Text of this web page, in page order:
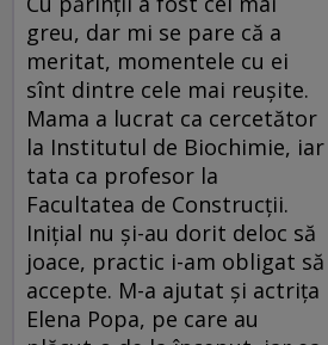
greu, dar mi se pare că a
meritat, momentele cu ei
sînt dintre cele mai reuşite.
Mama a lucrat ca cercetător
la Institutul de Biochimie, iar
tata ca profesor la
Facultatea de Construcţii.
Iniţial nu şi-au dorit deloc să
joace, practic i-am obligat să
accepte. M-a ajutat şi actriţa
Elena Popa, pe care au